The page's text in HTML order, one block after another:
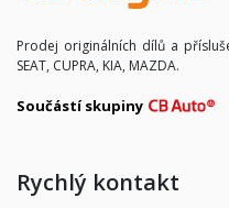
Prodej originálních dílů a
SEAT, CUPRA, KIA, MAZDA.
Součástí skupiny
Rychlý kontakt